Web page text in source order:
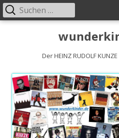
Der HEINZ RUDOLF
Primäres
Suchen
nach: